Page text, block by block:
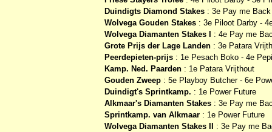
Duindigts Diamond Stakes : 3e Pay me Back
Wolvega Gouden Stakes : 3e Piloot Darby -
Wolvega Diamanten Stakes I
: 4e Pay me
Grote Prijs der Lage Landen : 3e Patara
Peerdepieten-prijs : 1e Pesach Boko - 4e
Kamp. Ned. Paarden : 1e Patara Vrijthout
Gouden Zweep : 5e Playboy Butcher - 6e
Duindigt's Sprintkamp. : 1e Power Future
Alkmaar's Diamanten Stakes : 3e Pay me
Sprintkamp. van Alkmaar : 1e Power Future
Wolvega Diamanten Stakes II : 3e Pay me